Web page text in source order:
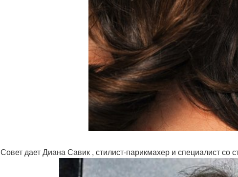
Совет дает Диана Савик , стилист-парикмахер и специалист со